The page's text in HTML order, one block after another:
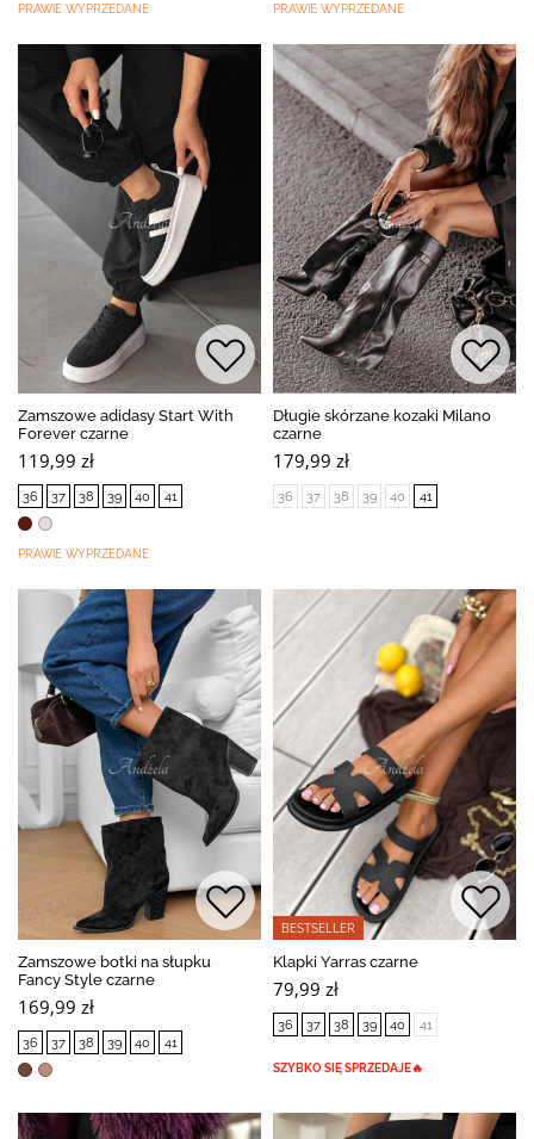
PRAWIE WYPRZEDANE PRAWIE WYPRZEDANE
Zamszowe adidasy Start With
Forever czarne
119,99 zł
36 37 38 39 40 41
PRAWIE WYPRZEDANE
Długie skórzane kozaki Milano
czarne
179,99 zł
36 37 38 39 40 41
Zamszowe botki na słupku
Fancy Style czarne
169,99 zł
36 37 38 39 40 41
BESTSELLER
Klapki Yarras czarne
79,99 zł
36 37 38 39 40 41
SZYBKO SIĘ SPRZEDAJE🔥